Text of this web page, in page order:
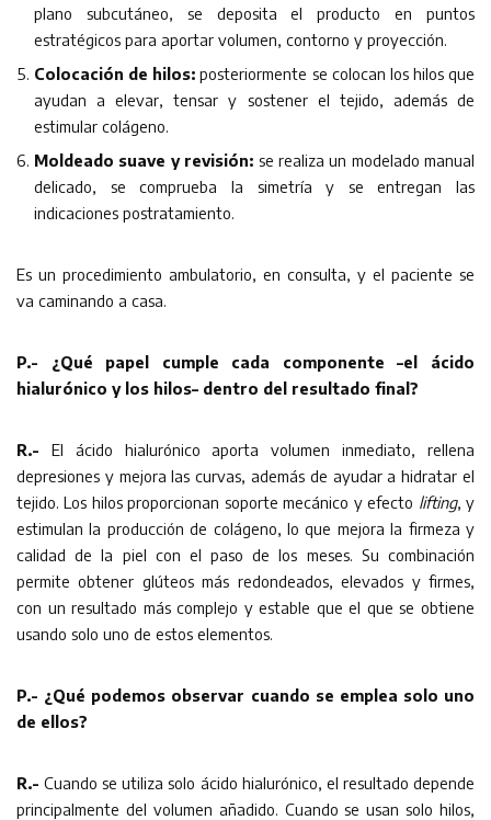
plano subcutáneo, se deposita el producto en puntos
estratégicos para aportar volumen, contorno y proyección.
Colocación de hilos:posteriormente se colocan los hilos que
ayudan a elevar, tensar y sostener el tejido, además de
estimular colágeno.
Moldeado suave y revisión: se realiza un modelado manual
delicado, se comprueba la simetría y se entregan las
indicaciones postratamiento.
Es un procedimiento ambulatorio, en consulta, y el paciente se
va caminando a casa.
P.- ¿Qué papel cumple cada componente –el ácido
hialurónico y los hilos– dentro del resultado final?
R.- El ácido hialurónico aporta volumen inmediato, rellena
depresiones y mejora las curvas, además de ayudar a hidratar el
tejido. Los hilos proporcionan soporte mecánico y efecto lifting, y
estimulan la producción de colágeno, lo que mejora la firmeza y
calidad de la piel con el paso de los meses. Su combinación
permite obtener glúteos más redondeados, elevados y firmes,
con un resultado más complejo y estable que el que se obtiene
usando solo uno de estos elementos.
P.- ¿Qué podemos observar cuando se emplea solo uno
de ellos?
R.-Cuando se utiliza solo ácido hialurónico, el resultado depende
principalmente del volumen añadido. Cuando se usan solo hilos,